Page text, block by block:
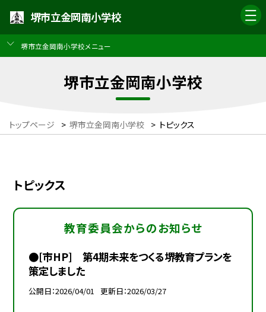
堺市立金岡南小学校
堺市立金岡南小学校メニュー
堺市立金岡南小学校
トップページ > 堺市立金岡南小学校 > トピックス
トピックス
教育委員会からのお知らせ
●[市HP] 第4期未来をつくる堺教育プランを
策定しました
公開日 2026/04/01 更新日 2026/03/27